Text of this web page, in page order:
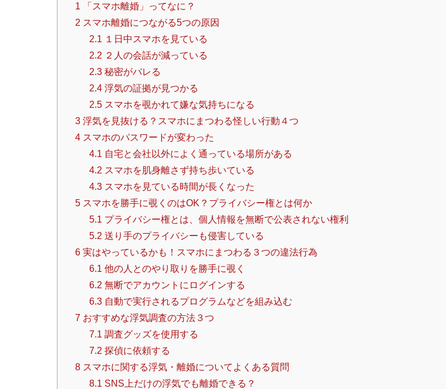
1 「スマホ離婚」ってなに？
2 スマホ離婚につながる5つの原因
2.1 １日中スマホを見ている
2.2 ２人の会話が減っている
2.3 秘密がバレる
2.4 浮気の証拠が見つかる
2.5 スマホを覗かれて嫌な気持ちになる
3 浮気を見抜ける？スマホにまつわる怪しい行動４つ
4 スマホのパスワードが変わった
4.1 自宅と会社以外によく通っている場所がある
4.2 スマホを肌身離さず持ち歩いている
4.3 スマホを見ている時間が長くなった
5 スマホを勝手に覗くのはOK？プライバシー権とは何か
5.1 プライバシー権とは、個人情報を無断で公表されない権利
5.2 送り手のプライバシーも侵害している
6 実はやっているかも！スマホにまつわる３つの違法行為
6.1 他の人とのやり取りを勝手に覗く
6.2 無断でアカウントにログインする
6.3 自動で実行されるプログラムなどを組み込む
7 おすすめな浮気調査の方法３つ
7.1 調査グッズを使用する
7.2 探偵に依頼する
8 スマホに関する浮気・離婚についてよくある質問
8.1 SNS上だけの浮気でも離婚できる？